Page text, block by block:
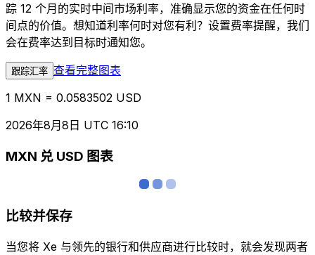
踪 12 个月的实时中间市场利率，准确显示您的资金在任何时
间点的价值。想知道利率何时对您有利？设置费率提醒，我们
会在费率达到目标时通知您。
跟踪汇率 查看完整图表
1 MXN = 0.0583502 USD
2026年8月8日 UTC 16:10
MXN 兑 USD 图表
比较并保存
当您将 Xe 与领先的银行和供应商进行比较时，就会发现两者